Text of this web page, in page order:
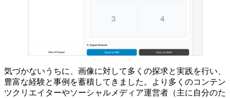
気づかないうちに、画像に対して多くの探求と実践を行い、
豊富な経験と事例を蓄積してきました。より多くのコンテン
ツクリエイターやソーシャルメディア運営者（主に自分のた